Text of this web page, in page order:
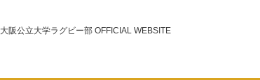
大阪公立大学ラグビー部 OFFICIAL WEBSITE